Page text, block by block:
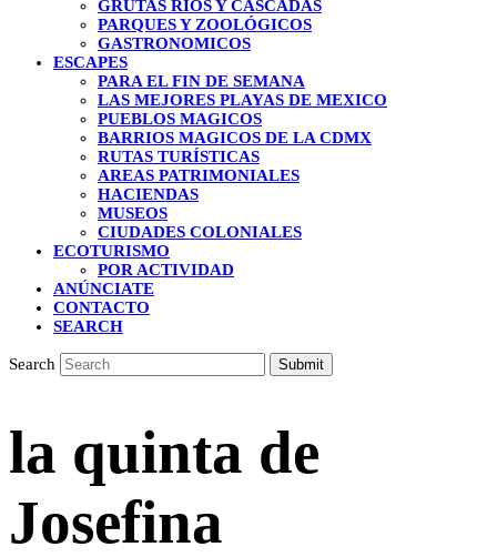
GRUTAS RÍOS Y CASCADAS
PARQUES Y ZOOLÓGICOS
GASTRONOMICOS
ESCAPES
PARA EL FIN DE SEMANA
LAS MEJORES PLAYAS DE MEXICO
PUEBLOS MAGICOS
BARRIOS MAGICOS DE LA CDMX
RUTAS TURÍSTICAS
AREAS PATRIMONIALES
HACIENDAS
MUSEOS
CIUDADES COLONIALES
ECOTURISMO
POR ACTIVIDAD
ANÚNCIATE
CONTACTO
SEARCH
Search Submit
la quinta de
Josefina